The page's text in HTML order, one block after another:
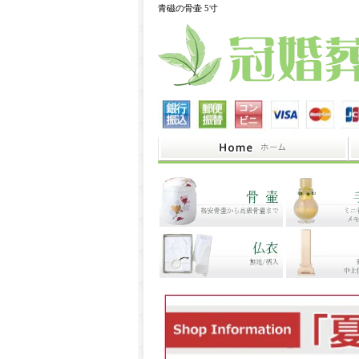
青磁の骨壷 5寸